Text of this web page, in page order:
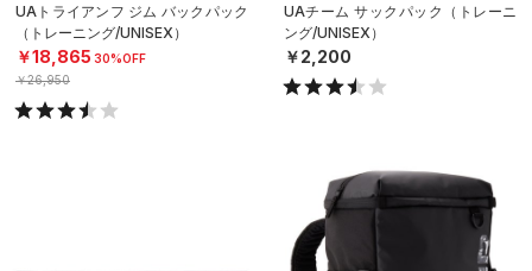
UAトライアンフ ジム バックパック
（トレーニング/UNISEX）
￥18,865 30%OFF
￥26,950
UAチーム サックパック（トレーニ
ング/UNISEX）
￥2,200